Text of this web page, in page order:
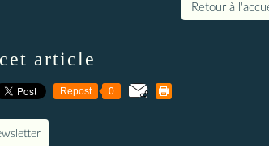
Retour à
article
Repost 0